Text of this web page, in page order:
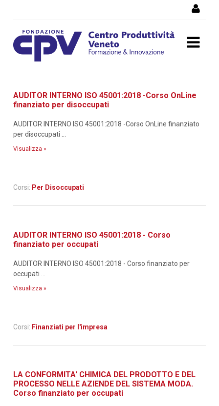
formazione
AUDITOR INTERNO ISO 45001:2018 -Corso OnLine
finanziato per disoccupati
AUDITOR INTERNO ISO 45001:2018 -Corso OnLine finanziato
per disoccupati ...
Visualizza »
Corsi: Per Disoccupati
AUDITOR INTERNO ISO 45001:2018 - Corso
finanziato per occupati
AUDITOR INTERNO ISO 45001:2018 - Corso finanziato per
occupati ...
Visualizza »
Corsi: Finanziati per l'impresa
LA CONFORMITA' CHIMICA DEL PRODOTTO E DEL
PROCESSO NELLE AZIENDE DEL SISTEMA MODA.
Corso finanziato per occupati